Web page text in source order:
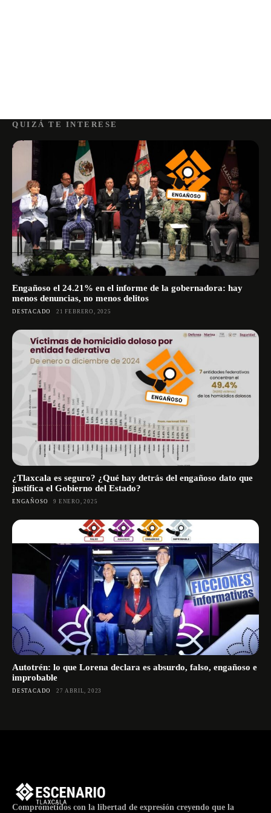
QUIZÁ TE INTERESE
Engañoso el 24.21% en el informe de la gobernadora: hay
menos denuncias, no menos delitos
DESTACADO 21 FEBRERO, 2025
¿Tlaxcala es seguro? ¿Qué hay detrás del engañoso dato que
justifica el Gobierno del Estado?
ENGAÑOSO 9 ENERO, 2025
Autotrén: lo que Lorena declara es absurdo, falso, engañoso e
improbable
DESTACADO 27 ABRIL, 2023
Comprometidos con la libertad de expresión creyendo que la